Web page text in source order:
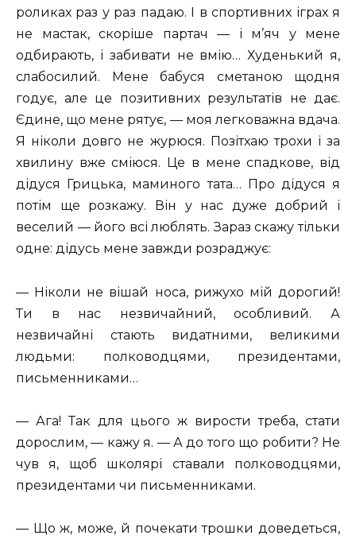
роликах раз у раз падаю. І в спортивних іграх я
не мастак, скоріше партач — і м’яч у мене
одбирають, і забивати не вмію… Худенький я,
слабосилий. Мене бабуся сметаною щодня
годує, але це позитивних результатів не дає.
Єдине, що мене рятує, — моя легковажна вдача.
Я ніколи довго не журюся. Позітхаю трохи і за
хвилину вже сміюся. Це в мене спадкове, від
дідуся Грицька, маминого тата… Про дідуся я
потім ще розкажу. Він у нас дуже добрий і
веселий — його всі люблять. Зараз скажу тільки
одне: дідусь мене завжди розраджує:
— Ніколи не вішай носа, рижухо мій дорогий!
Ти в нас незвичайний, особливий. А
незвичайні стають видатними, великими
людьми: полководцями, президентами,
письменниками…
— Ага! Так для цього ж вирости треба, стати
дорослим, — кажу я. — А до того що робити? Не
чув я, щоб школярі ставали полководцями,
президентами чи письменниками.
— Що ж, може, й почекати трошки доведеться,